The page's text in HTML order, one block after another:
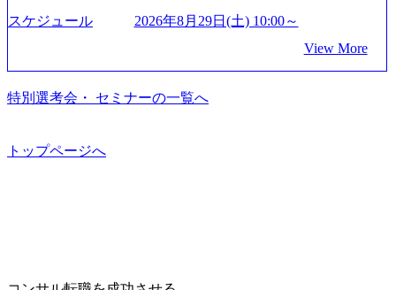
想策定、開発マネジメント支援までを一気通貫で担当して
の業務革新と効率化の実現に貢献します。 ＜PL/PM＞ 顧客
の要望を深くヒアリングし、企画構想からアジャイル開発
による開発支援までを一気通貫で推進していただきます。
プロジェクト提案・推進の中核として、企画・要件定義か
流での現状分析、顧客ヒアリング、戦略策定、技術選定、
を上回る規模感)、営業利益率も約15％と驚異的な数字とな
を遂げていることから、今後も高い成長が見込まれる 多く
の技術者を抱えており、アビームコンサルティングに続い
て日本国内2番目にSAP認定コンサルタント制度の有資格者
数が多く、特にIT領域に強みを持つ グローバルのポジショ
ーケットプレイス」が存在し、本ツールを活用で上司の引
ムコンサルティング会社資料 (https://www.abeam.com/content/
dam/abeam/jp/ja/about/company/ABeamConsultingCompanyProfil
e_jpn_4.pdf) 『SAP AWARD OF EXCELLENCE 2024』にお
ルティング、社員の健康改善を支援 食事・睡眠など可視
w.businessinsider.jp/post-283587) アサヒグループホールディン
れた。クライアントが不確かな未来の中、競争に勝てるよ
に、提言を具体的な行動に落とし込んでいる。 徹底した
「結果主義」を標榜。クライアントのフルポテンシャル実
現を目標に、具体的に目に見える成果を出すことを信条と
（真北）という言葉がよくつかわれる。針が少し東に傾い
外オフィスへのトランスファー制度などが充実している。
スケジュール
2026年8月29日(土) 10:00～
View More
特別選考会・ セミナーの一覧へ
トップページへ